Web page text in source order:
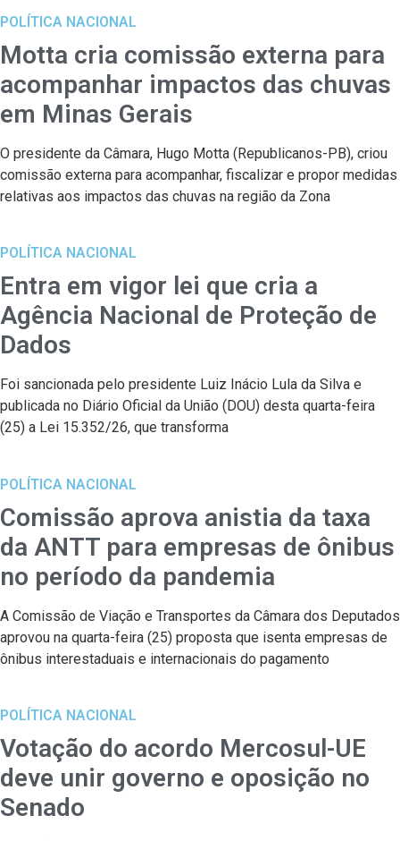
POLÍTICA NACIONAL
Motta cria comissão externa para
acompanhar impactos das chuvas
em Minas Gerais
O presidente da Câmara, Hugo Motta (Republicanos-PB), criou
comissão externa para acompanhar, fiscalizar e propor medidas
relativas aos impactos das chuvas na região da Zona
POLÍTICA NACIONAL
Entra em vigor lei que cria a
Agência Nacional de Proteção de
Dados
Foi sancionada pelo presidente Luiz Inácio Lula da Silva e
publicada no Diário Oficial da União (DOU) desta quarta-feira
(25) a Lei 15.352/26, que transforma
POLÍTICA NACIONAL
Comissão aprova anistia da taxa
da ANTT para empresas de ônibus
no período da pandemia
A Comissão de Viação e Transportes da Câmara dos Deputados
aprovou na quarta-feira (25) proposta que isenta empresas de
ônibus interestaduais e internacionais do pagamento
POLÍTICA NACIONAL
Votação do acordo Mercosul-UE
deve unir governo e oposição no
Senado